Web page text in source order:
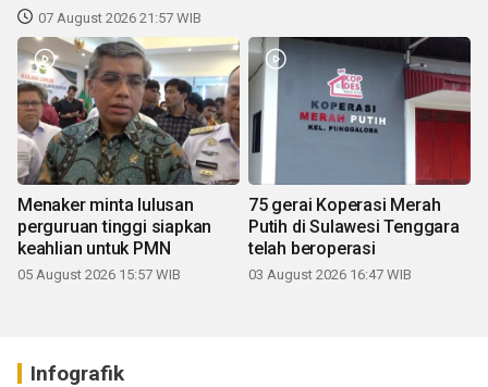
07 August 2026 21:57 WIB
Menaker minta lulusan
perguruan tinggi siapkan
keahlian untuk PMN
05 August 2026 15:57 WIB
75 gerai Koperasi Merah
Putih di Sulawesi Tenggara
telah beroperasi
03 August 2026 16:47 WIB
Infografik